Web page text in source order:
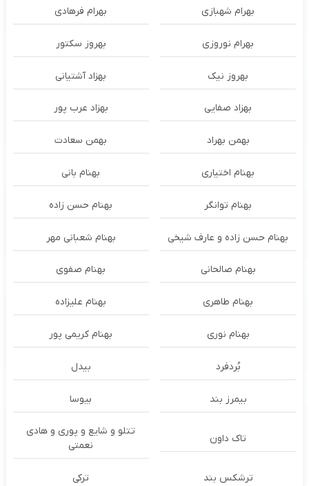
بهرام شهبازی بهرام فرهادی
بهرام نوروزی بهروز سکتور
بهروز نیک بهزاد آشتیانی
بهزاد صفایی بهزاد عرب پور
بهمن بهراد بهمن سعادت
بهنام اختیاری بهنام بانی
بهنام توانگر بهنام حسن زاده
بهنام حسن زاده و عارف شیخی بهنام شعبانی مهر
بهنام صالحانی بهنام صفوی
بهنام طاهری بهنام علیزاده
بهنام نوری بهنام کریمی پور
بُردفرد بیدل
بیمرز بند بیوسا
تاک داون
تتلو و شایع و پوری و هادی
نعمتی
ترشكس بند ترکی